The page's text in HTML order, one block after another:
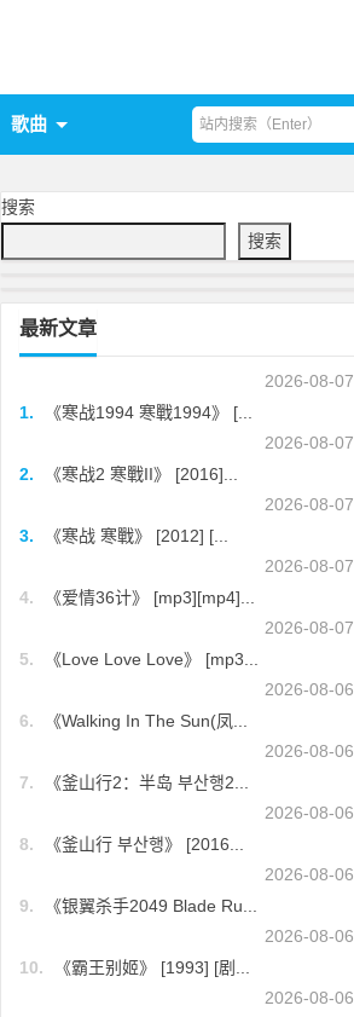
歌曲
搜索
搜索
最新文章
2026-08-07
1.
《寒战1994 寒戰1994》 [...
2026-08-07
2.
《寒战2 寒戰II》 [2016]...
2026-08-07
3.
《寒战 寒戰》 [2012] [...
2026-08-07
4.
《爱情36计》 [mp3][mp4]...
2026-08-07
5.
《Love Love Love》 [mp3...
2026-08-06
6.
《Walking In The Sun(凤...
2026-08-06
7.
《釜山行2：半岛 부산행2...
2026-08-06
8.
《釜山行 부산행》 [2016...
2026-08-06
9.
《银翼杀手2049 Blade Ru...
2026-08-06
10.
《霸王别姬》 [1993] [剧...
2026-08-06